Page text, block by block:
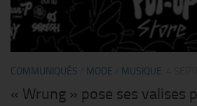
COMMUNIQUÉS MODE MUSIQUE
« Wrung » pose ses valises